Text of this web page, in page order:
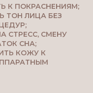
К ПОКРАСНЕНИЯМ;
ТОН ЛИЦА БЕЗ
СТРЕСС, СМЕНУ
СНА;
КОЖУ К